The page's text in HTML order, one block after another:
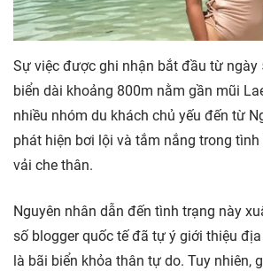
Sự việc được ghi nhận bắt đầu từ
biển dài khoảng 800m nằm gần mũi
nhiều nhóm du khách chủ yếu đến từ
phát hiện bơi lội và tắm nắng trong
vải che thân.
Nguyên nhân dẫn đến tình trạng này
số blogger quốc tế đã tự ý giới thiệu
là bãi biển khỏa thân tự do. Tuy nhiên,